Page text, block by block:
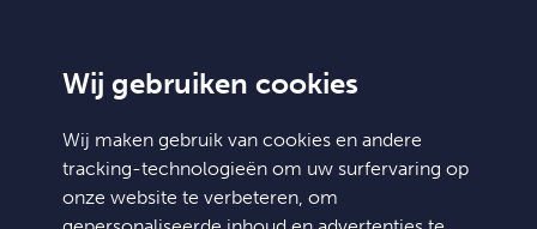
Wij gebruiken cookies
Wij maken gebruik van cookies en andere
tracking-technologieën om uw surfervaring op
onze website te verbeteren, om
klantenservice
contact
algemene voorwaarden